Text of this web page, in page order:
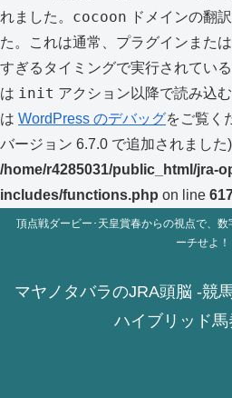
れました。 cocoon ドメインの翻
た。これは通常、プラグインまた
すぎるタイミングで実行されてい
は init アクション以降で読み込
は WordPress のデバッグをご覧く
バージョン 6.7.0 で追加されました
/home/r4285031/public_html/jra-
includes/functions.php on line
頂点戦ダービー･天皇賞春からの視点で、
ーチせよ！
マヤノタバラのJRA頭脳 -競
ハイブリッド馬